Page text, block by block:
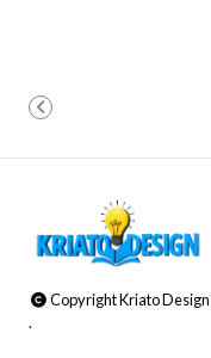
Copyright Kriato
.